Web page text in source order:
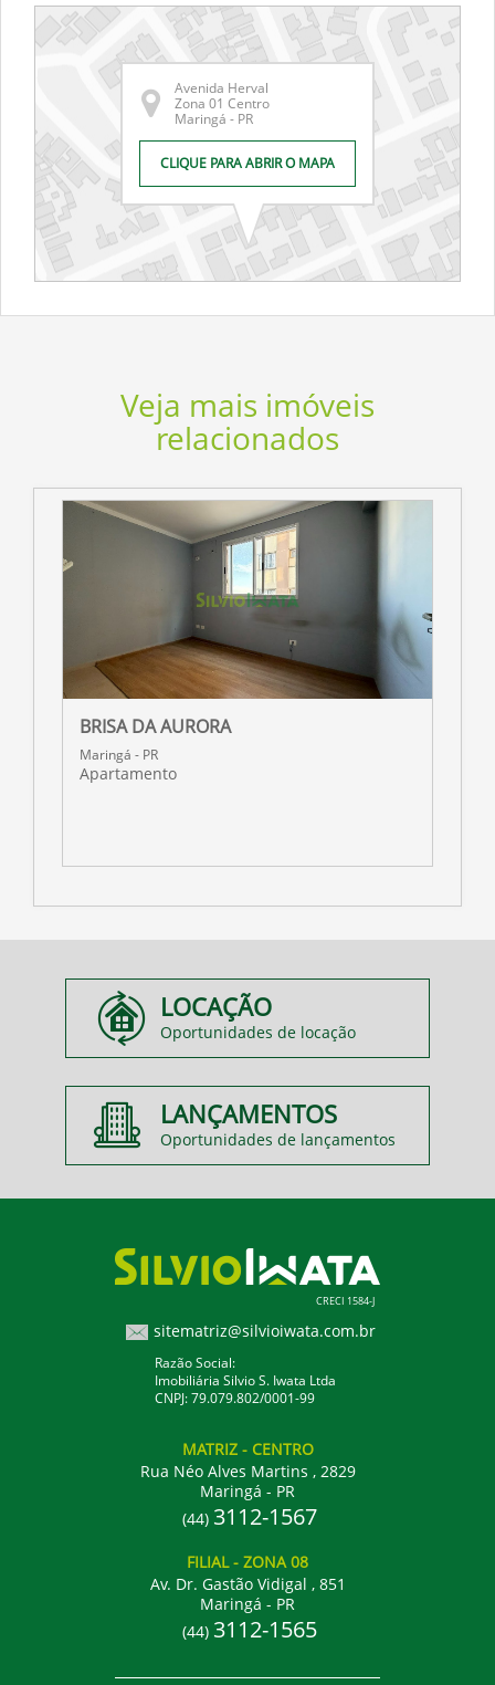
Avenida Herval
Zona 01 Centro
Maringá - PR
CLIQUE PARA ABRIR O MAPA
Veja mais imóveis
relacionados
BRISA DA AURORA
Maringá - PR
Apartamento
LOCAÇÃO
Oportunidades de locação
LANÇAMENTOS
Oportunidades de lançamentos
CRECI 1584-J
sitematriz@silvioiwata.com.br
Razão Social:
Imobiliária Silvio S. Iwata Ltda
CNPJ: 79.079.802/0001-99
MATRIZ - CENTRO
Rua Néo Alves Martins , 2829
Maringá - PR
(44) 3112-1567
FILIAL- ZONA 08
Av. Dr. Gastão Vidigal , 851
Maringá - PR
(44) 3112-1565